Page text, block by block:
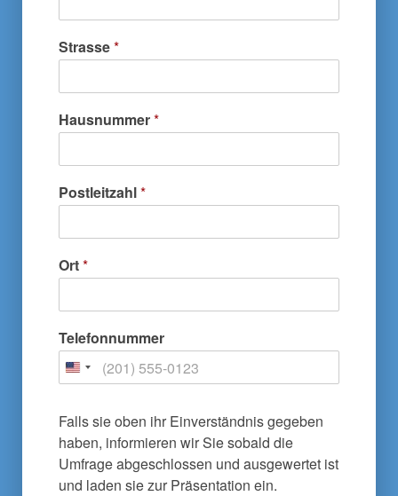
Strasse*
Hausnummer*
Postleitzahl*
Ort*
Telefonnummer
Falls sie oben ihr Einverständnis gegeben
haben, informieren wir Sie sobald die
Umfrage abgeschlossen und ausgewertet ist
und laden sie zur Präsentation ein.